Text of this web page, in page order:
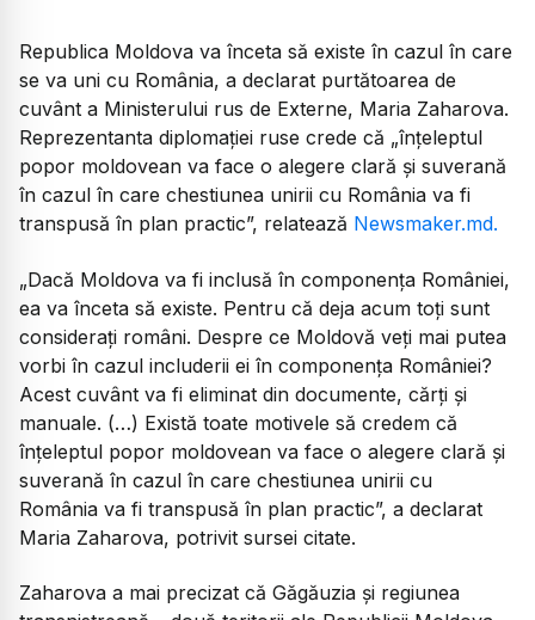
Republica Moldova va înceta să existe în cazul în care
se va uni cu România, a declarat purtătoarea de
cuvânt a Ministerului rus de Externe, Maria Zaharova.
Reprezentanta diplomației ruse crede că „înțeleptul
popor moldovean va face o alegere clară și suverană
în cazul în care chestiunea unirii cu România va fi
transpusă în plan practic”, relatează Newsmaker.md.
„Dacă Moldova va fi inclusă în componența României,
ea va înceta să existe. Pentru că deja acum toți sunt
considerați români. Despre ce Moldovă veți mai putea
vorbi în cazul includerii ei în componența României?
Acest cuvânt va fi eliminat din documente, cărți și
manuale. (…) Există toate motivele să credem că
înțeleptul popor moldovean va face o alegere clară și
suverană în cazul în care chestiunea unirii cu
România va fi transpusă în plan practic”, a declarat
Maria Zaharova, potrivit sursei citate.
Zaharova a mai precizat că Găgăuzia și regiunea